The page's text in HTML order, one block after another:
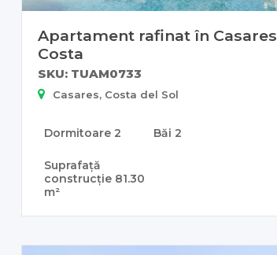
Apartament rafinat în Casares
Costa
SKU: TUAM0733
Casares, Costa del Sol
Dormitoare 2 Băi 2
Suprafață
construcție 81.30
m²